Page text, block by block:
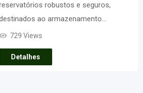
robustos e seguros,
ao armazenamento…
729 Views
Detalhes